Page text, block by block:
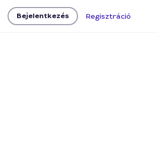
Bejelentkezés Regisztráció